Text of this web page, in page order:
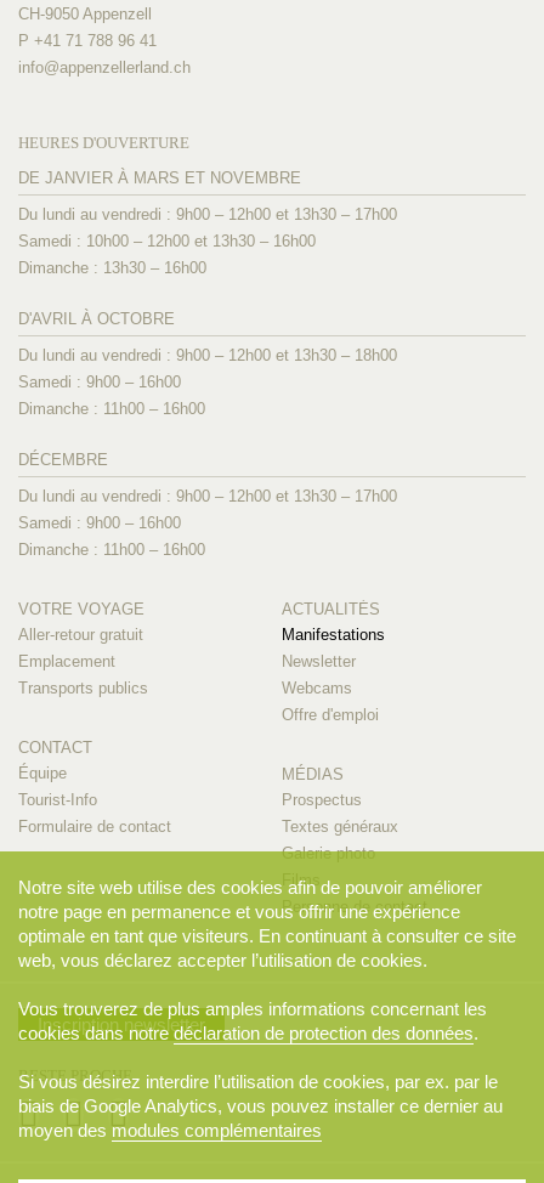
CH-9050 Appenzell
P +41 71 788 96 41
info@appenzellerland.ch
HEURES D'OUVERTURE
DE JANVIER À MARS ET NOVEMBRE
Du lundi au vendredi : 9h00 – 12h00 et 13h30 – 17h00
Samedi : 10h00 – 12h00 et 13h30 – 16h00
Dimanche : 13h30 – 16h00
D'AVRIL À OCTOBRE
Du lundi au vendredi : 9h00 – 12h00 et 13h30 – 18h00
Samedi : 9h00 – 16h00
Dimanche : 11h00 – 16h00
DÉCEMBRE
Du lundi au vendredi : 9h00 – 12h00 et 13h30 – 17h00
Samedi : 9h00 – 16h00
Dimanche : 11h00 – 16h00
VOTRE VOYAGE
Aller-retour gratuit
Emplacement
Transports publics
CONTACT
Équipe
Tourist-Info
Formulaire de contact
ACTUALITÉS
Manifestations
Newsletter
Webcams
Offre d'emploi
MÉDIAS
Prospectus
Textes généraux
Galerie photo
Films
Personne de contact
Inscription newsletter
RESTE PROCHE
Notre site web utilise des cookies afin de pouvoir améliorer
notre page en permanence et vous offrir une expérience
optimale en tant que visiteurs. En continuant à consulter ce site
web, vous déclarez accepter l’utilisation de cookies.
Vous trouverez de plus amples informations concernant les
cookies dans notredéclaration de protection des données.
Si vous désirez interdire l’utilisation de cookies, par ex. par le
biais de Google Analytics, vous pouvez installer ce dernier au
moyen des modules complémentaires